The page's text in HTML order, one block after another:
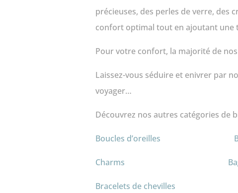
précieuses, des perles de verre, des
confort optimal tout en ajoutant une
Pour votre confort, la majorité de
Laissez-vous séduire et enivrer par
voyager…
Découvrez nos autres catégories de
Boucles d’oreilles
Charms
Bracelets de chevilles